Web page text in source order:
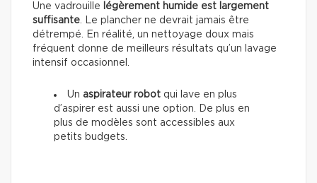
Une vadrouille
légèrement humide est largement
suffisante . Le plancher ne devrait jamais être
détrempé. En réalité, un nettoyage doux mais
fréquent donne de meilleurs résultats qu’un lavage
intensif occasionnel.
Un aspirateur robot qui lave en plus
d’aspirer est aussi une option. De plus en
plus de modèles sont accessibles aux
petits budgets.